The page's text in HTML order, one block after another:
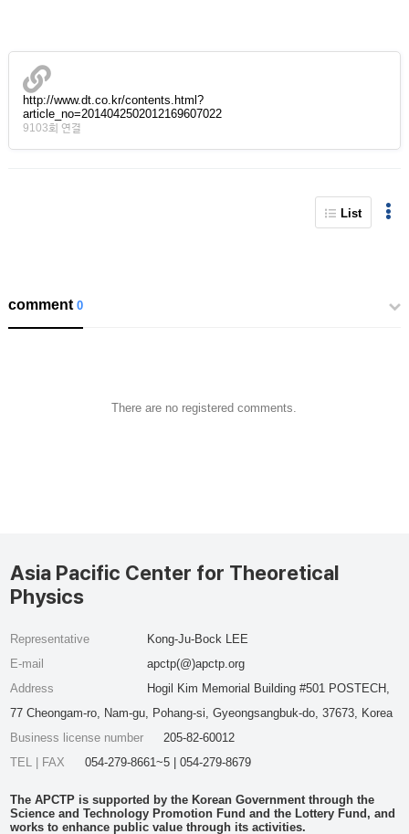
http://www.dt.co.kr/contents.html?
article_no=2014042502012169607022
9103회 연결
List
comment0
There are no registered comments.
Asia Pacific Center for Theoretical
Physics
Representative
Kong-Ju-Bock LEE
E-mail
apctp(@)apctp.org
Address
Hogil Kim Memorial Building #501 POSTECH,
77 Cheongam-ro, Nam-gu, Pohang-si, Gyeongsangbuk-do, 37673, Korea
Business license number
205-82-60012
TEL | FAX
054-279-8661~5 | 054-279-8679
The APCTP is supported by the Korean Government through the
Science and Technology Promotion Fund and the Lottery Fund, and
works to enhance public value through its activities.